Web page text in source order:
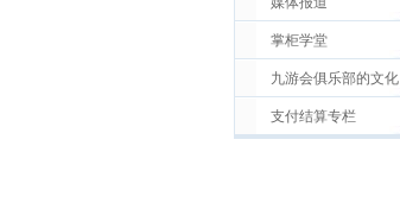
掌柜学堂
九游会俱乐部的文化
支付结算专栏